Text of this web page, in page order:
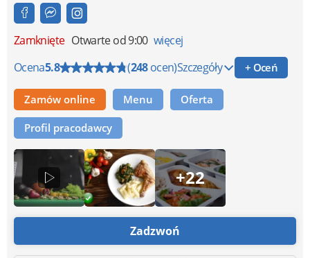
Zamknięte Otwarte od 9:00 więcej
Ocena5.8 (248ocen)Szczegóły + Oceń
Zamów online Menu Oferta
Profil pracodawcy
+22
Zadzwoń